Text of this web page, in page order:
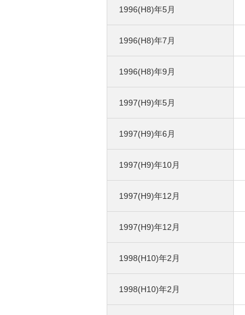
1996(H8)年5月
1996(H8)年7月
1996(H8)年9月
1997(H9)年5月
1997(H9)年6月
1997(H9)年10月
1997(H9)年12月
1997(H9)年12月
1998(H10)年2月
1998(H10)年2月